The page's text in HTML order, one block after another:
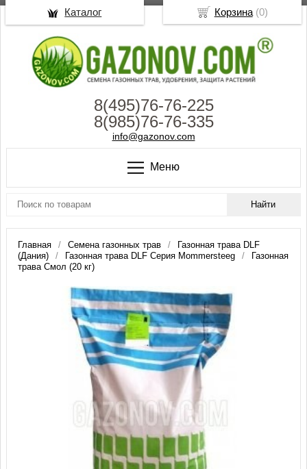
8(495)76-76-225
8(985)76-76-335
info@gazonov.com
Меню
Главная Семена газонных трав
Газонная трава DLF
(Дания)
Газонная трава DLF Серия Mommersteeg
Газонная
трава Смол (20 кг)
Корзина(0)
Каталог